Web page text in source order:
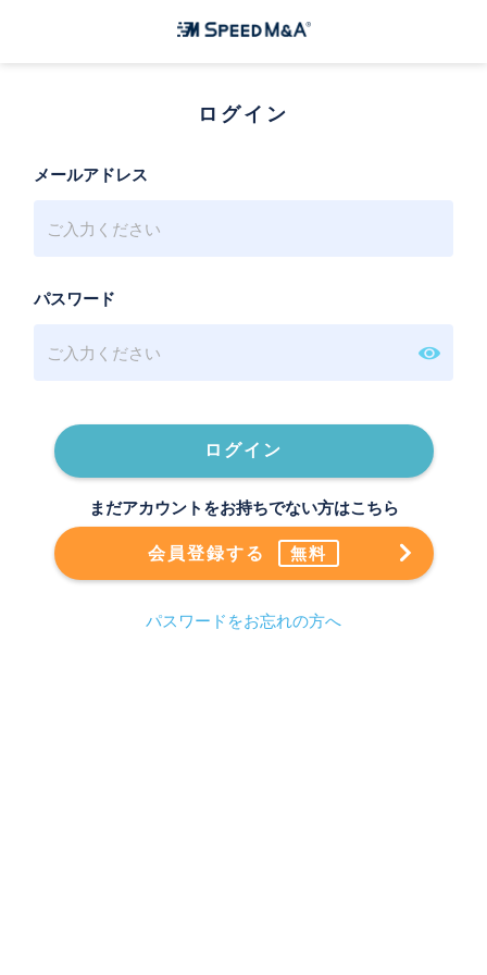
ログイン
メールアドレス
パスワード
ログイン
まだアカウントをお持ちでない方はこちら
会員登録する 無料
パスワードをお忘れの方へ